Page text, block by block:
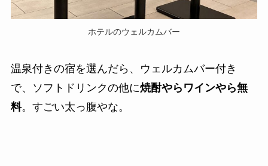
ホテルのウェルカムバー
温泉付きの宿を選んだら、ウェルカムバー付き
で、ソフトドリンクの他に焼酎やらワインやら無
料。すごい太っ腹やな。